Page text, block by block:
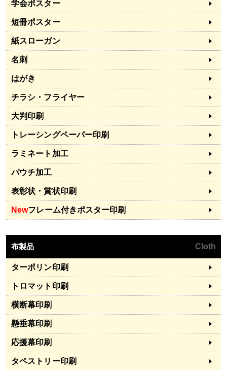
学会ポスター
短冊ポスター
紙スローガン
名刺
はがき
チラシ・フライヤー
大判印刷
トレーシングペーパー印刷
ラミネート加工
パウチ加工
表彰状・賞状印刷
Newフレーム付きポスター印刷
布製品 Cloth
ターポリン印刷
トロマット印刷
横断幕印刷
懸垂幕印刷
応援幕印刷
タペストリー印刷